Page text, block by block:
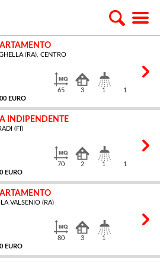
(RA), CENTRO
EURO
65 3 1 1
INDIPENDENTE
(FI)
EURO
70 2 1 1
VALSENIO (RA)
EURO
80 3 1